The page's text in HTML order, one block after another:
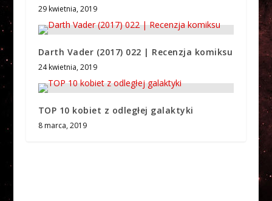
29 kwietnia, 2019
Darth Vader (2017) 022 | Recenzja komiksu
24 kwietnia, 2019
TOP 10 kobiet z odległej galaktyki
8 marca, 2019